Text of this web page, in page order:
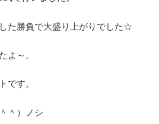
た勝負で大盛り上がりでした☆
～。
です。
＾）ノシ